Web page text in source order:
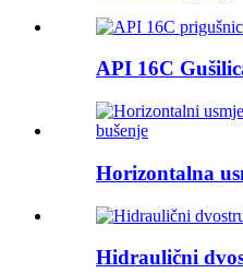
API 16C
Horizontalna
Hidraulični